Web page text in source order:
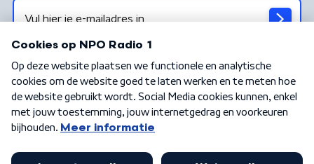
Algemene voorwaarden